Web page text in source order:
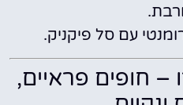
עם סל פיקניק.
– חופים פראיים,